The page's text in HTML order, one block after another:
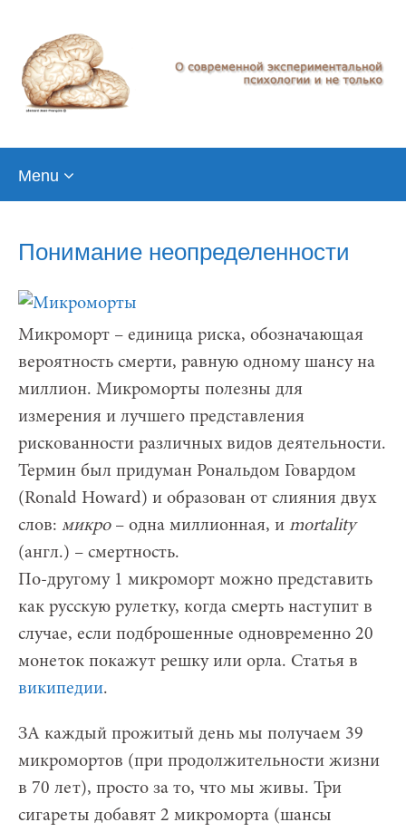
Menu
Понимание неопределенности
Микроморт – единица риска, обозначающая
вероятность смерти, равную одному шансу на
миллион. Микроморты полезны для
измерения и лучшего представления
рискованности различных видов деятельности.
Термин был придуман Рональдом Говардом
(Ronald Howard) и образован от слияния двух
слов: микро– одна миллионная, и mortality
(англ.) – смертность.
По-другому 1 микроморт можно представить
как русскую рулетку, когда смерть наступит в
случае, если подброшенные одновременно 20
монеток покажут решку или орла. Статья в
википедии.
ЗА каждый прожитый день мы получаем 39
микромортов (при продолжительности жизни
в 70 лет), просто за то, что мы живы. Три
сигареты добавят 2 микроморта (шансы